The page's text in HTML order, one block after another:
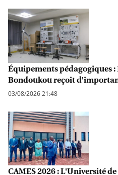
Équipements pédagogiques
Bondoukou reçoit
03/08/2026 21:48
CAMES 2026 : L'Université